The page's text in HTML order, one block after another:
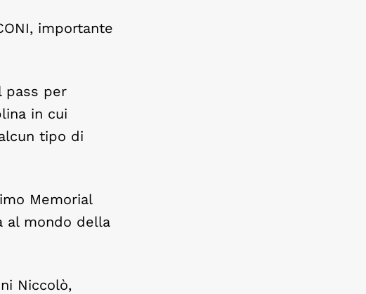
importante
pass per
in cui
tipo di
Memorial
al mondo della
Niccolò,